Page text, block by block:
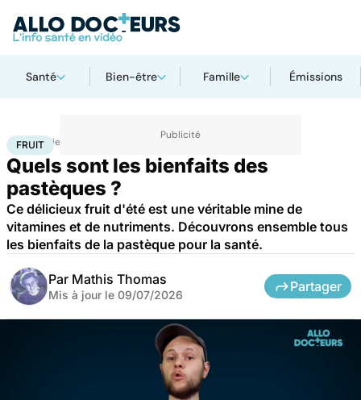
Santé Bien-être Famille Émissions
Accueil Bien-être
FRUIT
Quels sont les bienfaits des
pastèques ?
Ce délicieux fruit d'été est une véritable mine de
vitamines et de nutriments. Découvrons ensemble tous
les bienfaits de la pastèque pour la santé.
Par Mathis Thomas
Mis à jour le 09/07/2026
Partager